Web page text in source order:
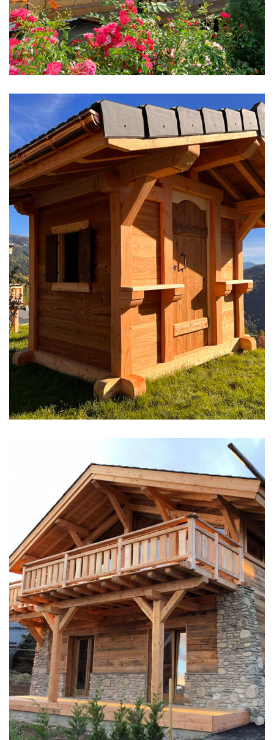
Construction de Chalet
Epicéa Brut
MAZOTS ET ABRIS
Greniers Savoyards
d’extérieur
CHALETS NEUFS
Chalet moderne en
vieux bois